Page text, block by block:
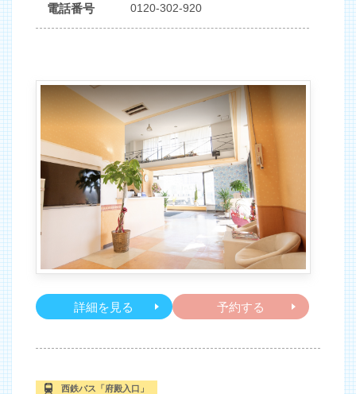
電話番号 0120-302-920
詳細を見る 予約する
西鉄バス「府殿入口」